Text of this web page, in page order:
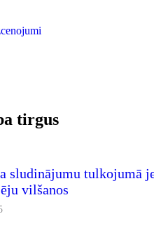
tirgus
sludinājumu tulkojumā
vilšanos